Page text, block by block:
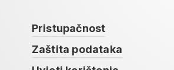
Pristupačnost
Zaštita podataka